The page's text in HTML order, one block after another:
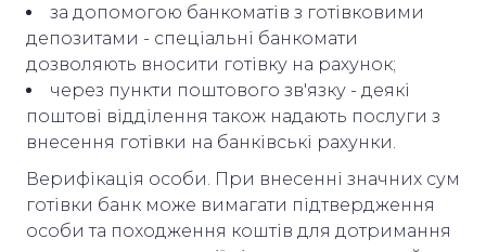
за допомогою банкоматів з готівковими
депозитами - спеціальні банкомати
дозволяють вносити готівку на рахунок;
через пункти поштового зв'язку - деякі
поштові відділення також надають послуги з
внесення готівки на банківські рахунки.
Верифікація особи. При внесенні значних сум
готівки банк може вимагати підтвердження
особи та походження коштів для дотримання